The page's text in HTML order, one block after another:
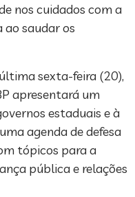
nos cuidados com a
ao saudar os
sexta-feira (20),
apresentará um
estaduais e à
agenda de defesa
tópicos para a
pública e relações